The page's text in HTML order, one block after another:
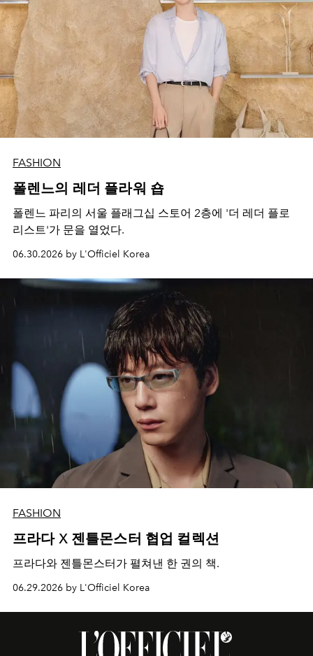
FASHION
폴렌느의 레더 플라워 숍
폴렌느 파리의 서울 플래그십 스토어 2층에 '더 레더 플로
리스트'가 문을 열었다.
06.30.2026 by L'Officiel Korea
FASHION
프라다 X 젠틀몬스터 협업 컬렉션
프라다와 젠틀몬스터가 펼쳐낸 한 권의 책.
06.29.2026 by L'Officiel Korea